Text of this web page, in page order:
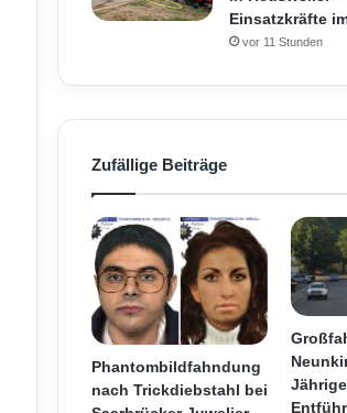
Einsatzkräfte
vor 11 Stunden
Zufällige Beiträge
Phantombildfahndung
nach Trickdiebstahl bei